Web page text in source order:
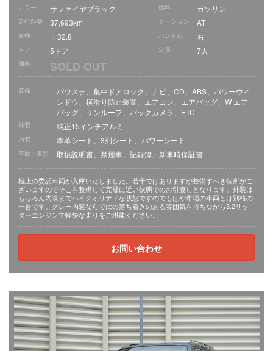
カラー サファイヤブラック 燃料 ガソリン
走行距離 37,693km ミッション AT
車検 Ｈ32.8 ハンドル 右
ドア 5ドア 定員 7人
価格 SOLD OUT
装備
パワステ、集中ドアロック、ナビ、CD、ABS、パワーウイ
ンドウ、横滑り防止装置、エアコン、エアバッグ、W エア
バッグ、サンルーフ、バックカメラ、ETC
外装 純正15インチアルミ
内装 本革シート、3列シート、パワーシート
車歴・書類 取扱説明書、禁煙車、記録簿、新車時保証書
極上の委託車両が入庫いたしました。若干ではありますが整備すべき個所がご
ざいますのでそこを整備して完璧に近い状態でのお引渡しとなります。外装は
もちろん内装までハイクオリティな状態ですのでもはや市場の車両とは別格の
一台です。グレー内装ならではの落ち着きのある雰囲気を持ちながら3.2リッ
ターエンジンで軽快な走りをご堪能ください。
お問い合わせ